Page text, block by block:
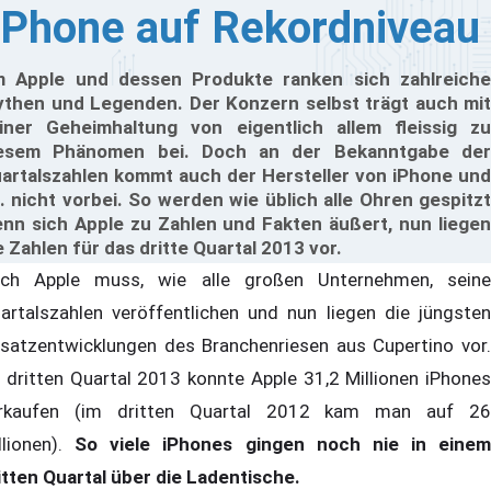
auf Rekordniveau
Apple und dessen Produkte ranken sich zahlreiche
und Legenden. Der Konzern selbst trägt auch mit
Geheimhaltung von eigentlich allem fleissig zu
Phänomen bei. Doch an der Bekanntgabe der
kommt auch der Hersteller von iPhone und
nicht vorbei. So werden wie üblich alle Ohren gespitzt
sich Apple zu Zahlen und Fakten äußert, nun liegen
Zahlen für das dritte Quartal 2013 vor.
Apple muss, wie alle großen Unternehmen, seine
veröffentlichen und nun liegen die jüngsten
des Branchenriesen aus Cupertino vor.
dritten Quartal 2013 konnte Apple 31,2 Millionen iPhones
(im dritten Quartal 2012 kam man auf 26
So viele iPhones gingen noch nie in einem
Quartal über die Ladentische.